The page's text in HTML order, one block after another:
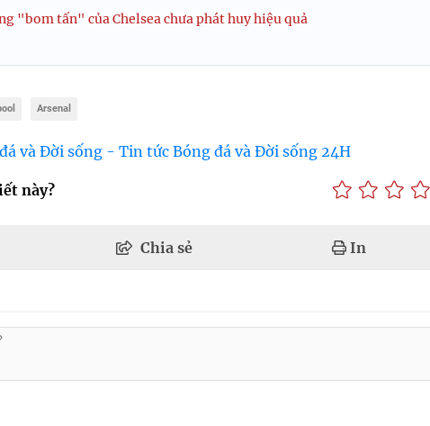
"bom tấn" của Chelsea chưa phát huy hiệu quả
Arsenal
và Đời sống - Tin tức Bóng đá và Đời sống 24H
này?
Chia sẻ In